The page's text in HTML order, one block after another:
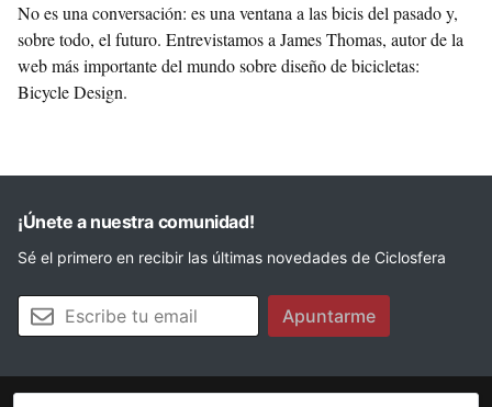
No es una conversación: es una ventana a las bicis del pasado y,
sobre todo, el futuro. Entrevistamos a James Thomas, autor de la
web más importante del mundo sobre diseño de bicicletas:
Bicycle Design.
¡Únete a nuestra comunidad!
Sé el primero en recibir las últimas novedades de Ciclosfera
Tu email Apuntarme